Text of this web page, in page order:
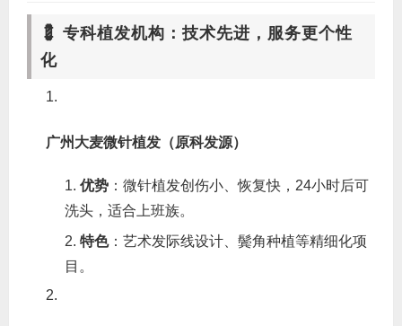
💈 专科植发机构：技术先进，服务更个性
化
广州大麦微针植发（原科发源）
优势 ‌：微针植发创伤小、恢复快，24小时后可
洗头，适合上班族。
特色‌：艺术发际线设计、鬓角种植等精细化项
目。